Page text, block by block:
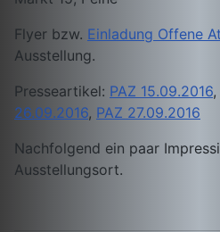
Flyer bzw. Einladung Offene
Ausstellung.
Presseartikel: PAZ 15.09.2016,
26.09.2016, PAZ 27.09.2016
Nachfolgend ein paar
Ausstellungsort.